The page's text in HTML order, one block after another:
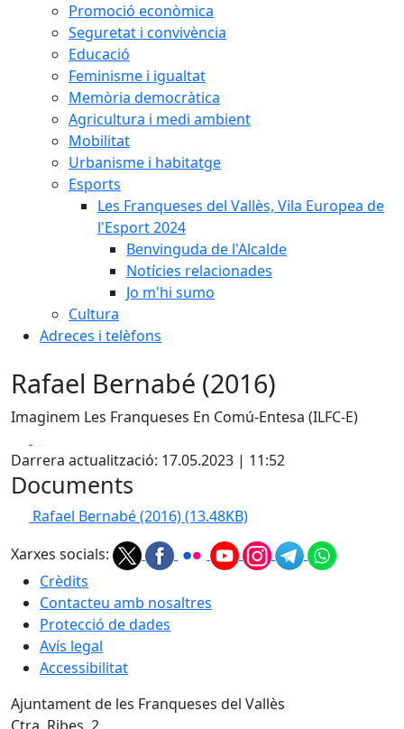
Promoció econòmica
Seguretat i convivència
Educació
Feminisme i igualtat
Memòria democràtica
Agricultura i medi ambient
Mobilitat
Urbanisme i habitatge
Esports
Les Franqueses del Vallès, Vila Europea de
l'Esport 2024
Benvinguda de l'Alcalde
Notícies relacionades
Jo m'hi sumo
Cultura
Adreces i telèfons
Rafael Bernabé (2016)
Imaginem Les Franqueses En Comú-Entesa (ILFC-E)
Darrera actualització: 17.05.2023 | 11:52
Documents
Rafael Bernabé (2016)(13.48KB)
Xarxes socials:
Crèdits
Contacteu amb nosaltres
Protecció de dades
Avís legal
Accessibilitat
Ajuntament de les Franqueses del Vallès